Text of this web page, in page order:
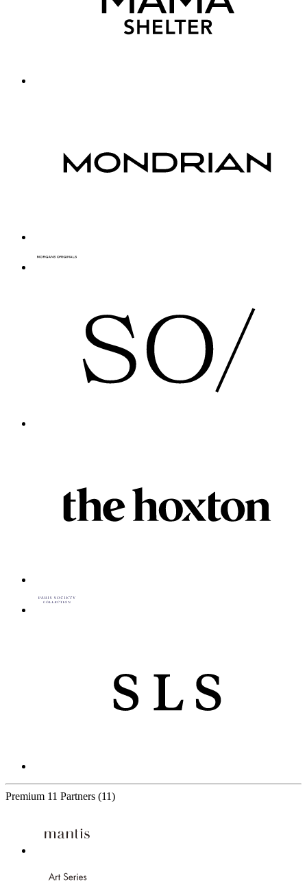
Premium 11 Partners (11)